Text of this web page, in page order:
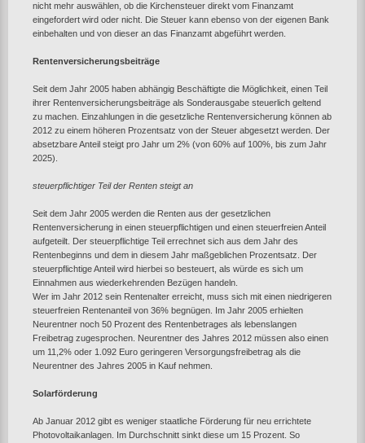
nicht mehr auswählen, ob die Kirchensteuer direkt vom Finanzamt
eingefordert wird oder nicht. Die Steuer kann ebenso von der eigenen Bank
einbehalten und von dieser an das Finanzamt abgeführt werden.
Rentenversicherungsbeiträge
Seit dem Jahr 2005 haben abhängig Beschäftigte die Möglichkeit, einen Teil
ihrer Rentenversicherungsbeiträge als Sonderausgabe steuerlich geltend
zu machen. Einzahlungen in die gesetzliche Rentenversicherung können ab
2012 zu einem höheren Prozentsatz von der Steuer abgesetzt werden. Der
absetzbare Anteil steigt pro Jahr um 2% (von 60% auf 100%, bis zum Jahr
2025).
steuerpflichtiger Teil der Renten steigt an
Seit dem Jahr 2005 werden die Renten aus der gesetzlichen
Rentenversicherung in einen steuerpflichtigen und einen steuerfreien Anteil
aufgeteilt. Der steuerpflichtige Teil errechnet sich aus dem Jahr des
Rentenbeginns und dem in diesem Jahr maßgeblichen Prozentsatz. Der
steuerpflichtige Anteil wird hierbei so besteuert, als würde es sich um
Einnahmen aus wiederkehrenden Bezügen handeln.
Wer im Jahr 2012 sein Rentenalter erreicht, muss sich mit einen niedrigeren
steuerfreien Rentenanteil von 36% begnügen. Im Jahr 2005 erhielten
Neurentner noch 50 Prozent des Rentenbetrages als lebenslangen
Freibetrag zugesprochen. Neurentner des Jahres 2012 müssen also einen
um 11,2% oder 1.092 Euro geringeren Versorgungsfreibetrag als die
Neurentner des Jahres 2005 in Kauf nehmen.
Solarförderung
Ab Januar 2012 gibt es weniger staatliche Förderung für neu errichtete
Photovoltaikanlagen. Im Durchschnitt sinkt diese um 15 Prozent. So